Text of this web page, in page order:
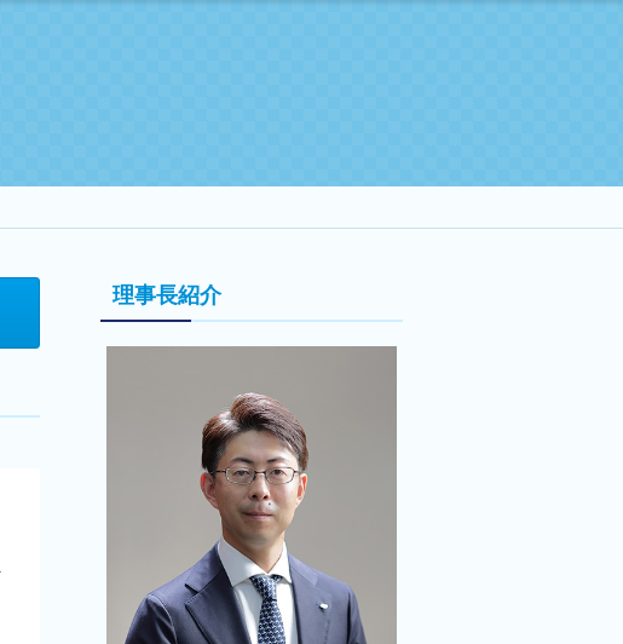
理事長紹介